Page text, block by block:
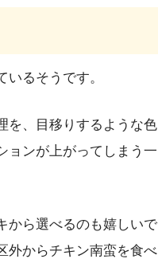
るそうです。
を、目移りするような色
ョンが上がってしまう一
から選べるのも嬉しいで
外からチキン南蛮を食べ